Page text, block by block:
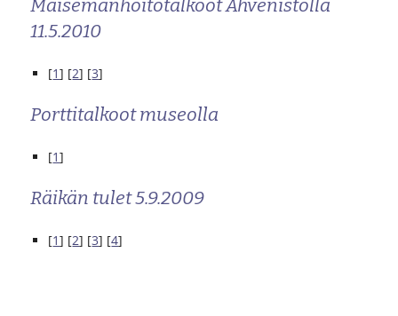
Maisemanhoitotalkoot Ahvenistolla
11.5.2010
[1] [2] [3]
Porttitalkoot museolla
[1]
Räikän tulet 5.9.2009
[1] [2] [3] [4]